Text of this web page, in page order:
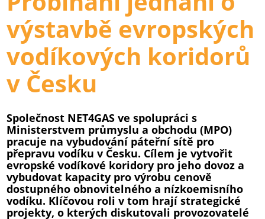
výstavbě evropských
vodíkových koridorů
v Česku
Společnost NET4GAS ve spolupráci s
Ministerstvem průmyslu a obchodu (MPO)
pracuje na vybudování páteřní sítě pro
přepravu vodíku v Česku. Cílem je vytvořit
evropské vodíkové koridory pro jeho dovoz a
vybudovat kapacity pro výrobu cenově
dostupného obnovitelného a nízkoemisního
vodíku. Klíčovou roli v tom hrají strategické
projekty, o kterých diskutovali provozovatelé